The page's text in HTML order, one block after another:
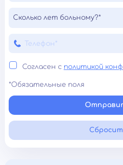
Сколько лет больному?*
Согласен с политикой
*Обязательные поля